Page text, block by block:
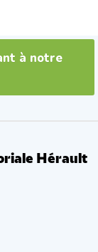
à notre
Hérault